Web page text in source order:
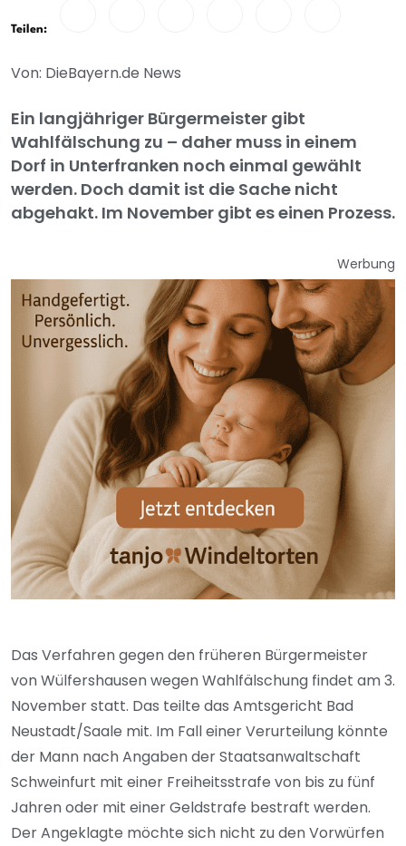
Teilen:
Von: DieBayern.de News
Ein langjähriger Bürgermeister gibt
Wahlfälschung zu – daher muss in einem
Dorf in Unterfranken noch einmal gewählt
werden. Doch damit ist die Sache nicht
abgehakt. Im November gibt es einen Prozess.
Werbung
Das Verfahren gegen den früheren Bürgermeister
von Wülfershausen wegen Wahlfälschung findet am 3.
November statt. Das teilte das Amtsgericht Bad
Neustadt/Saale mit. Im Fall einer Verurteilung könnte
der Mann nach Angaben der Staatsanwaltschaft
Schweinfurt mit einer Freiheitsstrafe von bis zu fünf
Jahren oder mit einer Geldstrafe bestraft werden.
Der Angeklagte möchte sich nicht zu den Vorwürfen